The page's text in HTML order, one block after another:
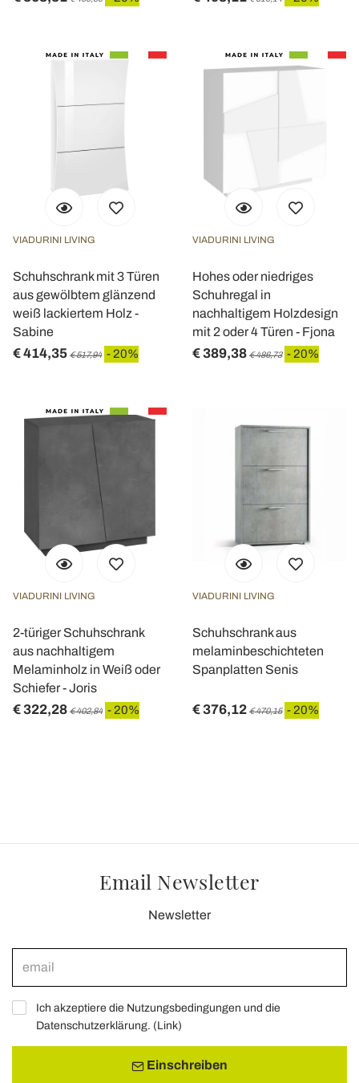
VIADURINI LIVING
Schuhschrank mit 3 Türen
aus gewölbtem glänzend
weiß lackiertem Holz -
Sabine
€ 414,35 € 517,94 - 20%
VIADURINI LIVING
Hohes oder niedriges
Schuhregal in
nachhaltigem Holzdesign
mit 2 oder 4 Türen - Fjona
€ 389,38 € 486,73 - 20%
VIADURINI LIVING
2-türiger Schuhschrank
aus nachhaltigem
Melaminholz in Weiß oder
Schiefer - Joris
€ 322,28 € 402,84 - 20%
VIADURINI LIVING
Schuhschrank aus
melaminbeschichteten
Spanplatten Senis
€ 376,12 € 470,15 - 20%
Email Newsletter
Newsletter
Ich akzeptiere die Nutzungsbedingungen und die
Datenschutzerklärung. (Link)
Einschreiben